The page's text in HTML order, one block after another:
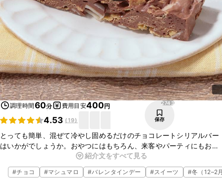
調理時間60分 費用目安400円
4.53 (19)
2743
保存
とっても簡単、混ぜて冷やし固めるだけのチョコレートシリアルバー
はいかがでしょうか。おやつにはもちろん、来客やパーティにもおす
すめです。シンプルなものだけでなく、ドライフルーツを加えてアレ
ンジしてもおいしいですよ。
紹介文をすべて見る
#チョコ #マシュマロ #バレンタインデー #スイーツ #冬（12–2